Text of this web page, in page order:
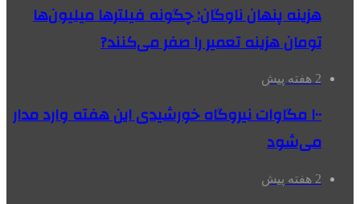
هزینه پنهان ناوگان: چگونه فیلترها میلیون‌ها
تومان هزینه تعمیر را صفر می‌کنند?
2 هفته پیش
۱۰۰ مگاوات نیروگاه‌ خورشیدی این هفته وارد مدار
می‌شود
2 هفته پیش